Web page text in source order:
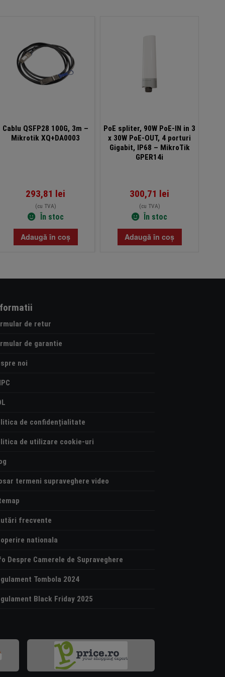
Cablu QSFP28 100G, 3m –
Mikrotik XQ+DA0003
293,81 lei
(cu TVA)
În stoc
Adaugă în coș
PoE spliter, 90W PoE-IN in 3
x 30W PoE-OUT, 4 porturi
Gigabit, IP68 – MikroTik
GPER14i
300,71 lei
(cu TVA)
În stoc
Adaugă în coș
de retur
de garantie
noi
de confidențialitate
de utilizare cookie-uri
termeni supraveghere video
frecvente
nationala
Despre Camerele de Supraveghere
Tombola 2024
Black Friday 2025